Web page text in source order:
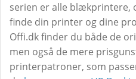
HP TopShot
Lexmark
Oki
Samsung
Xerox
serien er alle blækprintere,
finde din printer og dine
Offi.dk finder du både de
men også de mere
printerpatroner, som